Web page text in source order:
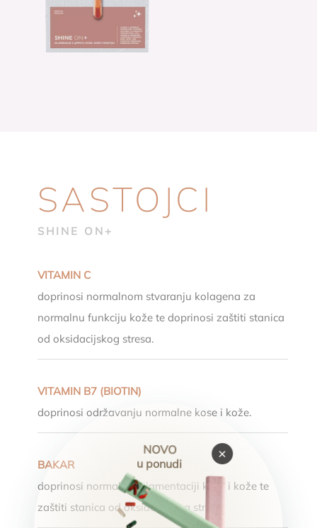
SASTOJCI
SHINE ON+
VITAMIN C
doprinosi normalnom stvaranju kolagena za
normalnu funkciju kože te doprinosi zaštiti stanica
od oksidacijskog stresa.
VITAMIN B7 (BIOTIN)
doprinosi održavanju normalne kose i kože.
BAKAR
doprinosi normalnoj pigmentaciji kose i kože te
zaštiti stanica od oksidacijskog stresa.
×
NOVO
u ponudi